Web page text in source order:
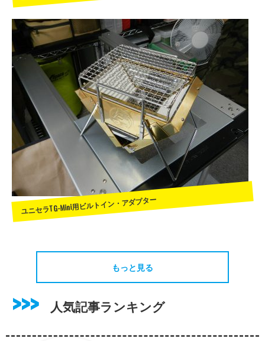
ユニセラTG-Mini用ビルトイン・アダプター
もっと見る
人気記事ランキング